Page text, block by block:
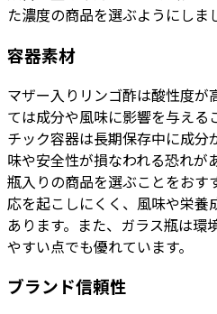
た濃度の商品を選ぶようにしま
容器素材
マザー入りリンゴ酢は酸性度が
ては成分や風味に影響を与える
チック容器は長期保存中に成分
味や安全性が損なわれる恐れが
瓶入りの商品を選ぶことをおす
応を起こしにくく、風味や栄養
あります。また、ガラス瓶は環
やすい点でも優れています。
ブランド信頼性